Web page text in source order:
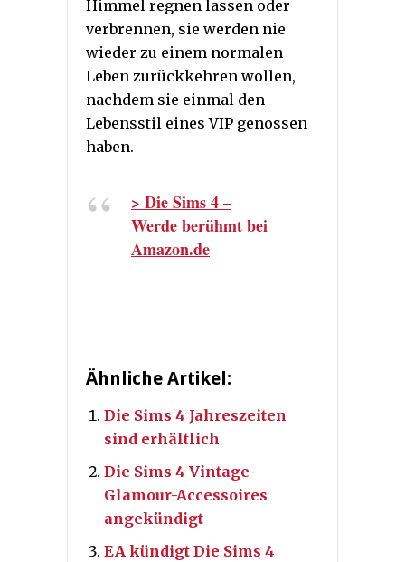
Himmel regnen lassen oder
verbrennen, sie werden nie
wieder zu einem normalen
Leben zurückkehren wollen,
nachdem sie einmal den
Lebensstil eines VIP genossen
haben.
> Die Sims 4 –
Werde berühmt bei
Amazon.de
Ähnliche Artikel:
Die Sims 4 Jahreszeiten
sind erhältlich
Die Sims 4 Vintage-
Glamour-Accessoires
angekündigt
EA kündigt Die Sims 4